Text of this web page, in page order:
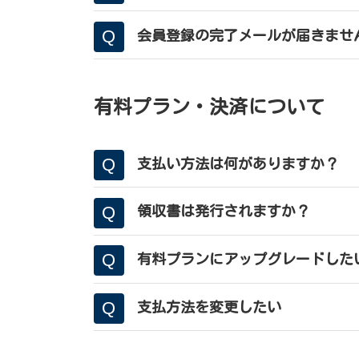
会員登録の完了メールが届きませ
有料プラン・決済について
支払い方法は何がありますか？
領収書は発行されますか？
有料プランにアップグレードした
支払方法を変更したい